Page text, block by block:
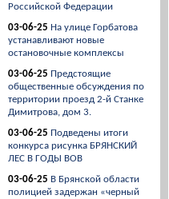
Российской Федерации
03-06-25 На улице Горбатова
устанавливают новые
остановочные комплексы
03-06-25 Предстоящие
общественные обсуждения по
территории проезд 2-й Станке
Димитрова, дом 3.
03-06-25 Подведены итоги
конкурса рисунка БРЯНСКИЙ
ЛЕС В ГОДЫ ВОВ
03-06-25 В Брянской области
полицией задержан «черный